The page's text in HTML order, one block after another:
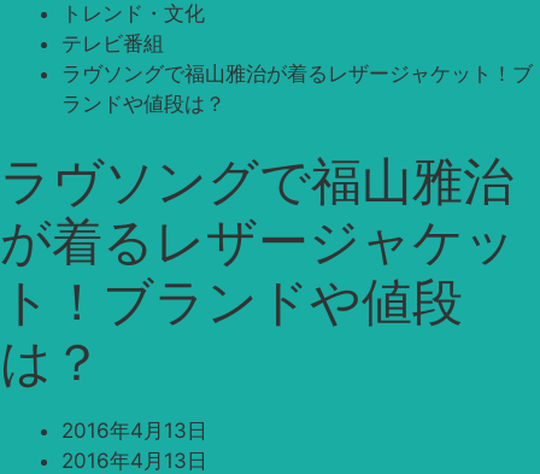
トレンド・文化
テレビ番組
ラヴソングで福山雅治が着るレザージャケット！ブ
ランドや値段は？
ラヴソングで福山雅治
が着るレザージャケッ
ト！ブランドや値段
は？
2016年4月13日
2016年4月13日